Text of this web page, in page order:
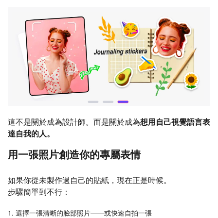
這不是關於成為設計師。而是關於成為想用自己視覺語言表
達自我的人。
用一張照片創造你的專屬表情
如果你從未製作過自己的貼紙，現在正是時候。
步驟簡單到不行：
選擇一張清晰的臉部照片——或快速自拍一張